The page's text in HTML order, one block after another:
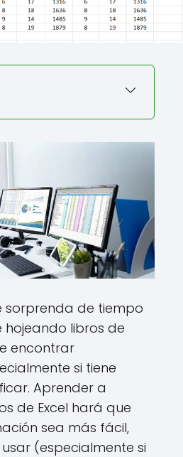
sorprenda de tiempo
libros de
encontrar
si tiene
Aprender a
de Excel hará que
sea más fácil,
(especialmente si